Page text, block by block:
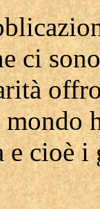
ci
cioè i